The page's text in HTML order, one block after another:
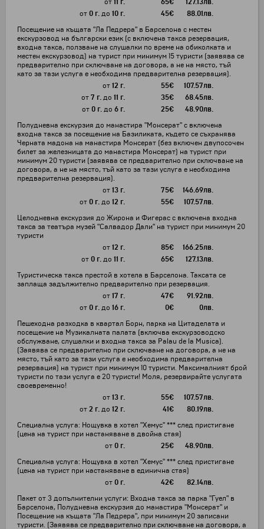
от 11 г. 65€ 127.13лв.
от 0 г.до 10 г. 45€ 88.01лв.
Посещение на къщата "Ла Педрера" в Барселона с местен
екскурзовод на български език (с включена такса резервация,
входна такса, ползване на слушалки по време на обиколката и
местен екскурзовод) на турист при минимум 15 туристи (заявява се
предварително при сключване на договора, а не на място, тъй
като за тази услуга е необходима предварителна резервация).
от 12 г. 55€ 107.57лв.
от 7 г.до 11 г. 35€ 68.45лв.
от 0 г.до 6 г. 25€ 48.90лв.
Полудневна екскурзия до манастира "Монсерат" с включена
входна такса за посещение на Базиликата, където се съхранява
Черната мадона на манастира Монсерат (без включен двупосочен
билет за железницата до манастира Монсерат) на турист при
минимум 20 туристи (заявява се предварително при сключване на
договора, а не на място, тъй като за тази услуга е необходима
предварителна резервация).
от 13 г. 75€ 146.69лв.
от 0 г.до 12 г. 55€ 107.57лв.
Целодневна екскурзия до Жирона и Фигерас с включена входна
такса за театъра музей "Салвадор Дали" на турист при минимум 20
туристи
от 12 г. 85€ 166.25лв.
от 0 г.до 11 г. 65€ 127.13лв.
Туристическа такса престой в хотела в Барселона. Таксата се
заплаща задължително предварително при резервация.
от 17 г. 47€ 91.92лв.
от 0 г.до 16 г. 0€ 0лв.
Пешеходна разходка в квартал Борн, парка на Цитаделата и
посещение на Музикалната палата (включва екскурзоводско
обслужване, слушалки и входна такса за Palau de la Musica).
(Заявява се предварително при сключване на договора, а не на
място, тъй като за тази услуга е необходима предварителна
резервация) на турист при минимум 10 туристи. Максималният брой
туристи по тази услуга е 20 туристи! Моля, резервирайте услугата
своевременно!
от 13 г. 55€ 107.57лв.
от 2 г.до 12 г. 41€ 80.19лв.
Специална услуга: Нощувка в хотел "Хемус" *** след пристигане
(цена на турист при настаняване в двойна стая)
от 0 г. 25€ 48.90лв.
Специална услуга: Нощувка в хотел "Хемус" *** след пристигане
(цена на турист при настаняване в единична стая)
от 0 г. 42€ 82.14лв.
Пакет от 3 допълнителни услуги: Входна такса за парка "Гуел" в
Барселона, Полудневна екскурзия до манастира "Монсерат" и
Посещение на къщата "Ла Педрера", при минимум 20 записани
туристи. (Заявява се предварително при сключване на договора, а